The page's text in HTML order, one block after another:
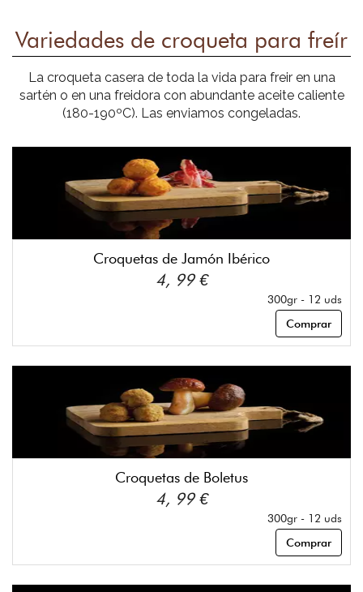
Variedades de croqueta para freír
La croqueta casera de toda la vida para freir en una
sartén o en una freidora con abundante aceite caliente
(180-190ºC). Las enviamos congeladas.
Croquetas de Jamón Ibérico
4, 99 €
300gr - 12 uds
Comprar
Croquetas de Boletus
4, 99 €
300gr - 12 uds
Comprar